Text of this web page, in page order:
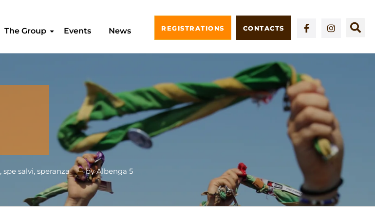
The Group Events News REGISTRATIONS CONTACTS
, spe salvi, speranza byAlbenga 5